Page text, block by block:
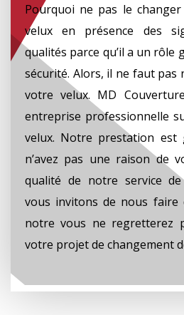
Pourquoi ne pas le
velux en présence des
qualités parce qu’il a un rôle
sécurité. Alors, il ne faut pas
votre velux. MD
entreprise professionnelle
velux. Notre prestation est
n’avez pas une raison de
qualité de notre service
vous invitons de nous faire
notre vous ne regretterez
votre projet de changement